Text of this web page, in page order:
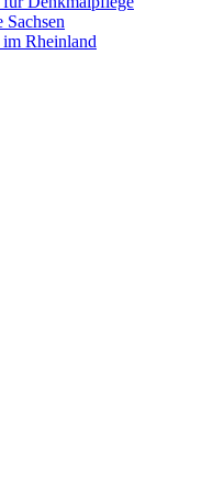
Rheinland